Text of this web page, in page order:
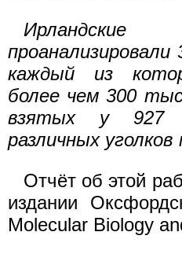
каждый из
более чем 300
взятых у 927
различных уголков
Отчёт об этой
издании
Molecular Biology